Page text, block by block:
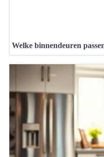
Welke binnendeuren